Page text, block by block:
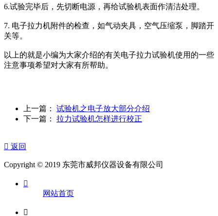
6.试验完毕后，先切断电源，再给试验机表面作清洁处理。
7. 电子拉力机附件的检查，如气动夹具，空气压缩泵，脚踏开
关等。
以上的就是小编为大家介绍的有关电子拉力试验机使用的一些
注意事项希望对大家有所帮助。
上一篇： 试验机之电子放大部分介绍
下一篇： 拉力试验机怎样进行校正
 返回
Copyright © 2019 东莞市威邦仪器设备有限公司

网站首页
